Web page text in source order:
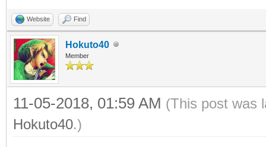
Website Find
Hokuto40
Member
11-05-2018, 01:59 AM (This post was
Hokuto40.)